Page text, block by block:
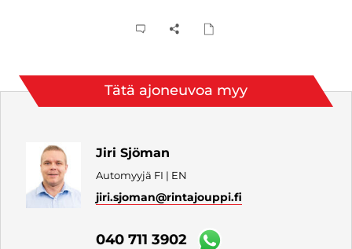
Tätä ajoneuvoa myy
Jiri Sjöman
Automyyjä FI | EN
jiri.sjoman@rintajouppi.fi
040 711 3902